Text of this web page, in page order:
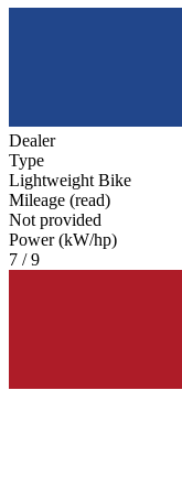
Dealer
Type
Lightweight Bike
Mileage (read)
Not provided
Power (kW/hp)
7 / 9